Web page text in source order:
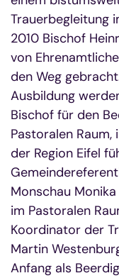
Trauerbegleitung
2010 Bischof
von
den Weg
Ausbildung
Bischof für den
Pastoralen
der Region Eifel
Monschau
im Pastoralen
Koordinator der
Martin
Anfang als